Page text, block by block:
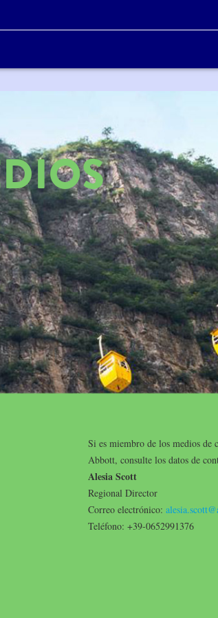
Si es miembro de los medios de
Abbott, consulte los datos de
Alesia Scott
Regional Director
Correo electrónico:
Teléfono: +39-0652991376